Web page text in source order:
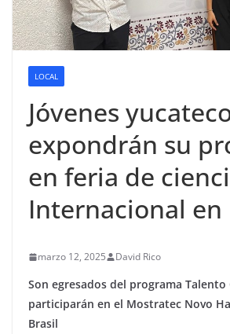
LOCAL
Jóvenes
expondrán su
en feria de
Internacional en
marzo 12, 2025 David Rico
Son egresados del programa Talento
participarán en el Mostratec Novo
Brasil